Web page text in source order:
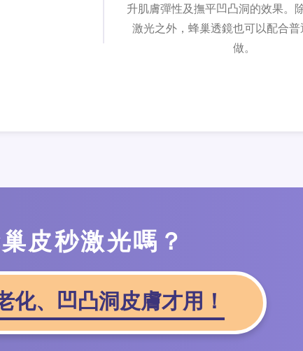
升肌膚彈性及撫平凹凸洞的效果。
激光之外，蜂巢透鏡也可以配合普
做。
皮秒激光嗎？
化、凹凸洞皮膚才用！